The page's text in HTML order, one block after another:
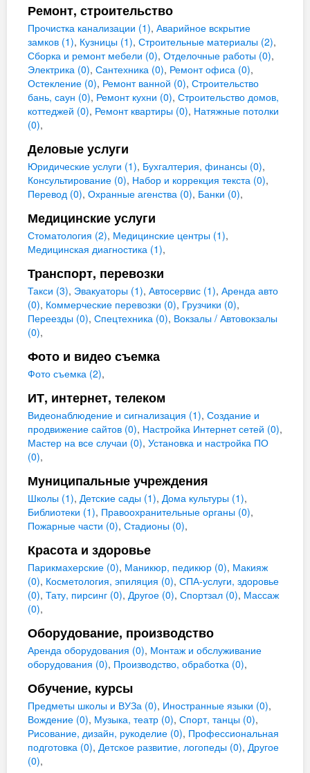
Ремонт, строительство
Прочистка канализации (1), Аварийное вскрытие
замков (1), Кузницы (1), Строительные материалы (2),
Сборка и ремонт мебели (0), Отделочные работы (0),
Электрика (0), Сантехника (0), Ремонт офиса (0),
Остекление (0), Ремонт ванной (0), Строительство
бань, саун (0), Ремонт кухни (0), Строительство домов,
коттеджей (0), Ремонт квартиры (0), Натяжные потолки
(0),
Деловые услуги
Юридические услуги (1), Бухгалтерия, финансы (0),
Консультирование (0), Набор и коррекция текста (0),
Перевод (0), Охранные агенства (0), Банки (0),
Медицинские услуги
Стоматология (2), Медицинские центры (1),
Медицинская диагностика (1),
Транспорт, перевозки
Такси (3), Эвакуаторы (1), Автосервис (1), Аренда авто
(0), Коммерческие перевозки (0), Грузчики (0),
Переезды (0), Спецтехника (0), Вокзалы / Автовокзалы
(0),
Фото и видео съемка
Фото съемка (2),
ИТ, интернет, телеком
Видеонаблюдение и сигнализация (1), Создание и
продвижение сайтов (0), Настройка Интернет сетей (0),
Мастер на все случаи (0), Установка и настройка ПО
(0),
Муниципальные учреждения
Школы (1), Детские сады (1), Дома культуры (1),
Библиотеки (1), Правоохранительные органы (0),
Пожарные части (0), Стадионы (0),
Красота и здоровье
Парикмахерские (0), Маникюр, педикюр (0), Макияж
(0), Косметология, эпиляция (0), СПА-услуги, здоровье
(0), Тату, пирсинг (0), Другое (0), Спортзал (0), Массаж
(0),
Оборудование, производство
Аренда оборудования (0), Монтаж и обслуживание
оборудования (0), Производство, обработка (0),
Обучение, курсы
Предметы школы и ВУЗа (0), Иностранные языки (0),
Вождение (0), Музыка, театр (0), Спорт, танцы (0),
Рисование, дизайн, рукоделие (0), Профессиональная
подготовка (0), Детское развитие, логопеды (0), Другое
(0),